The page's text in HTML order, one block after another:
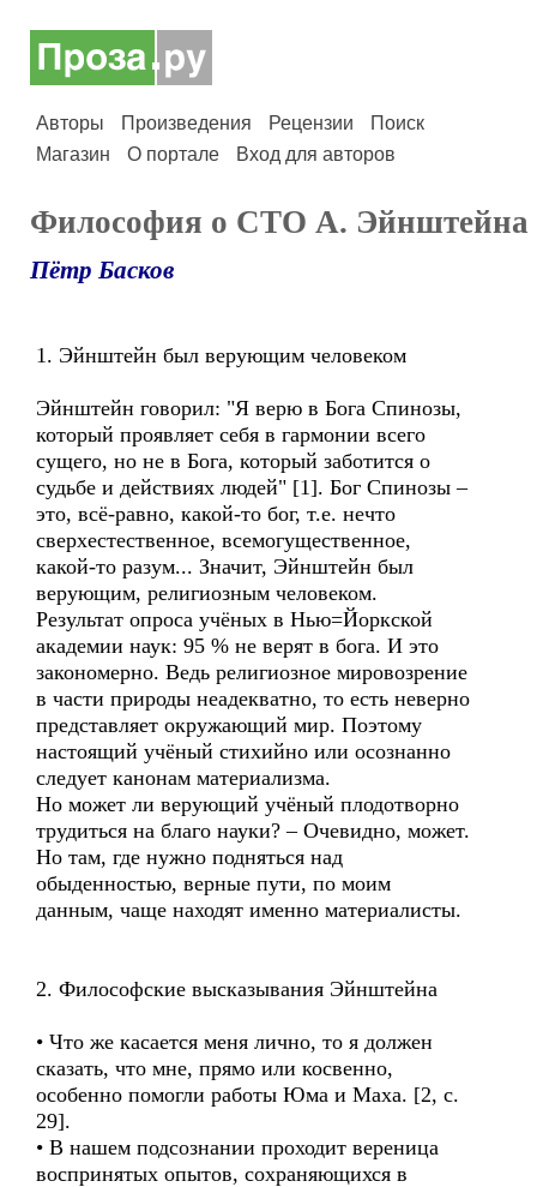
Авторы Произведения Рецензии
Поиск
Магазин
О портале Вход для авторов
Философия о СТО А. Эйнштейна
Пётр Басков
1. Эйнштейн был верующим человеком
Эйнштейн говорил: "Я верю в Бога Спинозы,
который проявляет себя в гармонии всего
сущего, но не в Бога, который заботится о
судьбе и действиях людей" [1]. Бог Спинозы –
это, всё-равно, какой-то бог, т.е. нечто
сверхестественное, всемогущественное,
какой-то разум... Значит, Эйнштейн был
верующим, религиозным человеком.
Результат опроса учёных в Нью=Йоркской
академии наук: 95 % не верят в бога. И это
закономерно. Ведь религиозное мировозрение
в части природы неадекватно, то есть неверно
представляет окружающий мир. Поэтому
настоящий учёный стихийно или осознанно
следует канонам материализма.
Но может ли верующий учёный плодотворно
трудиться на благо науки? – Очевидно, может.
Но там, где нужно подняться над
обыденностью, верные пути, по моим
данным, чаще находят именно материалисты.
2. Философские высказывания Эйнштейна
• Что же касается меня лично, то я должен
сказать, что мне, прямо или косвенно,
особенно помогли работы Юма и Маха. [2, с.
29].
• В нашем подсознании проходит вереница
воспринятых опытов, сохраняющихся в